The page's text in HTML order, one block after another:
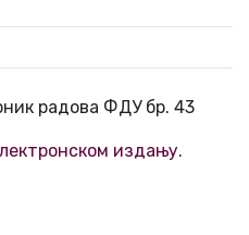
радова ФДУ бр. 43
издању.